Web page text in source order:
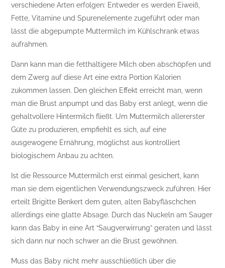
verschiedene Arten erfolgen: Entweder es werden Eiweiß,
Fette, Vitamine und Spurenelemente zugeführt oder man
lässt die abgepumpte Muttermilch im Kühlschrank etwas
aufrahmen.
Dann kann man die fetthaltigere Milch oben abschöpfen und
dem Zwerg auf diese Art eine extra Portion Kalorien
zukommen lassen. Den gleichen Effekt erreicht man, wenn
man die Brust anpumpt und das Baby erst anlegt, wenn die
gehaltvollere Hintermilch fließt. Um Muttermilch allererster
Güte zu produzieren, empfiehlt es sich, auf eine
ausgewogene Ernährung, möglichst aus kontrolliert
biologischem Anbau zu achten.
Ist die Ressource Muttermilch erst einmal gesichert, kann
man sie dem eigentlichen Verwendungszweck zuführen. Hier
erteilt Brigitte Benkert dem guten, alten Babyfläschchen
allerdings eine glatte Absage. Durch das Nuckeln am Sauger
kann das Baby in eine Art “Saugverwirrung” geraten und lässt
sich dann nur noch schwer an die Brust gewöhnen.
Muss das Baby nicht mehr ausschließlich über die